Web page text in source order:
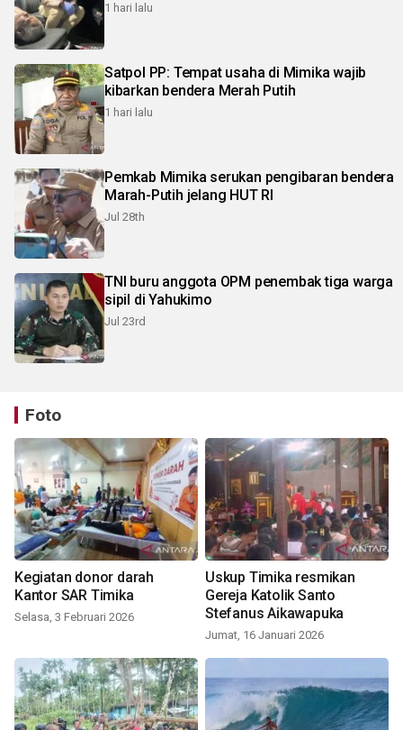
1 hari lalu
Satpol PP: Tempat usaha di Mimika wajib
kibarkan bendera Merah Putih
1 hari lalu
Pemkab Mimika serukan pengibaran bendera
Marah-Putih jelang HUT RI
Jul 28th
TNI buru anggota OPM penembak tiga warga
sipil di Yahukimo
Jul 23rd
Foto
Kegiatan donor darah
Kantor SAR Timika
Selasa, 3 Februari 2026
Uskup Timika resmikan
Gereja Katolik Santo
Stefanus Aikawapuka
Jumat, 16 Januari 2026